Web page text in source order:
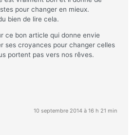
pour changer en mieux.
bien de lire cela.
ce bon article qui donne envie
ses croyances pour changer celles
portent pas vers nos rêves.
10 septembre 2014 à 16 h 21 min